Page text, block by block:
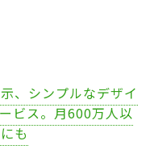
、シンプルなデザイ
ビス。月600万人以
も